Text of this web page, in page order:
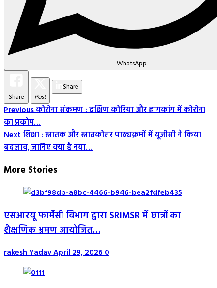
WhatsApp
Share Post
Share
Post
Navigation
Previousकोरोना संक्रमण : दक्षिण कोरिया और हांगकांग में कोरोना
का प्रकोप…
Nextशिक्षा : स्नातक और स्नातकोत्तर पाठ्यक्रमों में यूजीसी ने किया
बदलाव, जानिए क्या है नया…
More Stories
एसआरयू फार्मेसी विभाग द्वारा SRIMSR में छात्रों का
शैक्षणिक भ्रमण आयोजित…
rakesh YadavApril 29, 20260